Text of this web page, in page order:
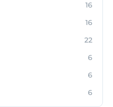
16
16
22
6
6
6